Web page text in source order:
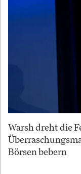
Warsh dreht die
Börsen bebern